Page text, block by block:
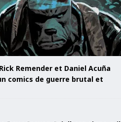
Remender et Daniel Acuña
comics de guerre brutal et